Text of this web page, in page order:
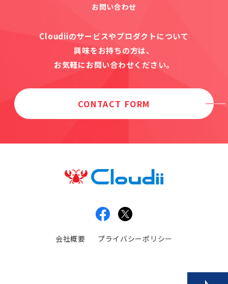
お問い合わせ
Cloudiiのサービスやプロダクトについて
興味をお持ちの方は、
お気軽にお問い合わせください。
CONTACT FORM
会社概要 プライバシーポリシー